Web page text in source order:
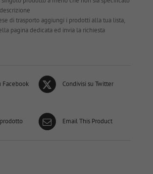
di trasporto aggiungi i prodotti alla tua lista,
pagina dedicata ed invia la richiesta
Facebook Condivisi su Twitter
Email This Product